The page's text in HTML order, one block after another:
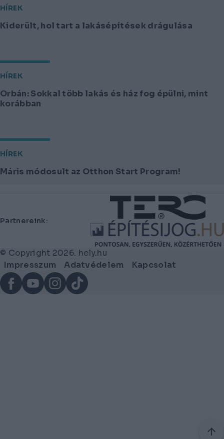
HÍREK
Kiderült, hol tart a lakásépítések drágulása
HÍREK
Orbán: Sokkal több lakás és ház fog épülni, mint
korábban
HÍREK
Máris módosult az Otthon Start Program!
Lábléc
Partnereink:
© Copyright 2026. hely.hu
Lábléc
menü
Impresszum Adatvédelem
Kapcsolat
FacebookYouTubeInstagram